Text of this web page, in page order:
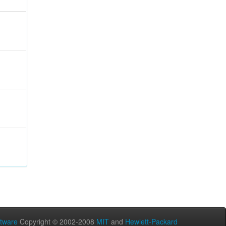
Copyright © 2002-2008 MIT and Hewlett-Packard